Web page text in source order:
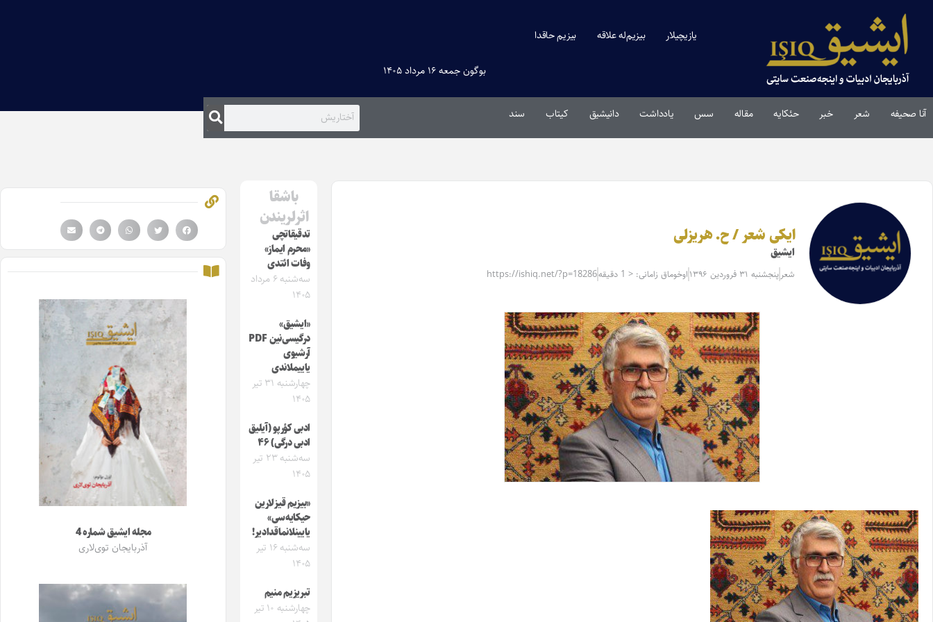
یازیچیلار بیزیم‌له علاقه بیزیم حاقدا
بوگون جمعه ۱۶ مرداد ۱۴۰۵
آنا صحیفه شعر خبر حئکایه مقاله‌ سس یادداشت دانیشیق کیتاب سند
ایکی شعر / ح. هریزلی
ایشیق
شعر پنجشنبه ۳۱ فروردین ۱۳۹۶ اوخوماق زامانی: < 1 دقیقه https://ishiq.net/?p=18286
باشقا
اثرلریندن
تدقیقاتچی
«محرم ایماز»
وفات ائتدی
سه‌شنبه ۶ مرداد
۱۴۰۵
«ایشیق»
درگیسی‌نین PDF
آرشیوی
یاییملاندی
چهارشنبه ۳۱ تیر
۱۴۰۵
ادبی کؤرپو (آیلیق
ادبی درگی) ۴۶
سه‌شنبه ۲۳ تیر
۱۴۰۵
«بیزیم قیزلارین
حیکایه‌سی»
یایینلانماقدادیر!
سه‌شنبه ۱۶ تیر
۱۴۰۵
تبریزیم منیم
چهارشنبه ۱۰ تیر
مجله ایشیق شماره 4
آذربایجان توی‌لاری